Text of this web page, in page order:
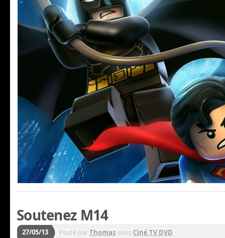
Soutenez M14
27/05/13 Posté parThomas dans Ciné TV DVD